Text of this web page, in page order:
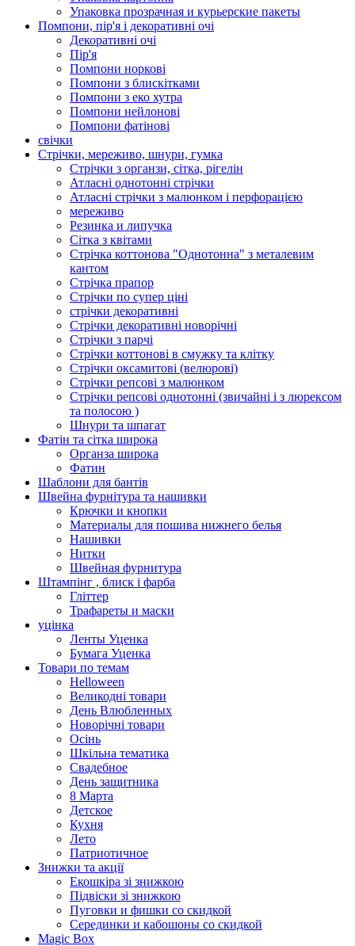
Упаковка прозрачная и курьерские пакеты
Помпони, пір'я і декоративні очі
Декоративні очі
Пір'я
Помпони норкові
Помпони з блискітками
Помпони з еко хутра
Помпони нейлонові
Помпони фатінові
свічки
Стрічки, мереживо, шнури, гумка
Стрічки з органзи, сітка, рігелін
Атласні однотонні стрічки
Атласні стрічки з малюнком і перфорацією
мереживо
Резинка и липучка
Сітка з квітами
Стрічка коттонова "Однотонна" з металевим
кантом
Стрічка прапор
Стрічки по супер ціні
стрічки декоративні
Стрічки декоративні новорічні
Стрічки з парчі
Стрічки коттонові в смужку та клітку
Стрічки оксамитові (велюрові)
Стрічки репсові з малюнком
Стрічки репсові однотонні (звичайні і з люрексом
та полосою )
Шнури та шпагат
Фатін та сітка широка
Органза широка
Фатин
Шаблони для бантів
Швейна фурнітура та нашивки
Крючки и кнопки
Материалы для пошива нижнего белья
Нашивки
Нитки
Швейная фурнитура
Штампінг , блиск і фарба
Гліттер
Трафареты и маски
уцінка
Ленты Уценка
Бумага Уценка
Товари по темам
Helloween
Великодні товари
День Влюбленных
Новорічні товари
Осінь
Шкільна тематика
Свадебное
День защитника
8 Марта
Детское
Кухня
Лето
Патриотичное
Знижки та акції
Екошкіра зі знижкою
Підвіски зі знижкою
Пуговки и фишки со скидкой
Серединки и кабошоны со скидкой
Magic Box